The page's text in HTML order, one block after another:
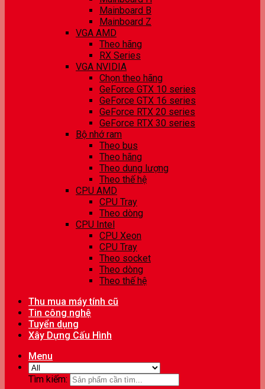
Mainboard B
Mainboard Z
VGA AMD
Theo hãng
RX Series
VGA NVIDIA
Chọn theo hãng
GeForce GTX 10 series
GeForce GTX 16 series
GeForce RTX 20 series
GeForce RTX 30 series
Bộ nhớ ram
Theo bus
Theo hãng
Theo dung lượng
Theo thế hệ
CPU AMD
CPU Tray
Theo dòng
CPU Intel
CPU Xeon
CPU Tray
Theo socket
Theo dòng
Theo thế hệ
Thu mua máy tính cũ
Tin công nghệ
Tuyển dụng
Xây Dựng Cấu Hình
Menu
Tìm kiếm: